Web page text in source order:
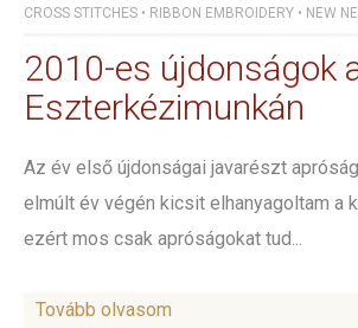
CROSS STITCHES • RIBBON EMBROIDERY • NEW
2010-es újdonságok
Eszterkézimunkán
Az év első újdonságai javarészt
elmúlt év végén kicsit elhanyagoltam a
ezért mos csak apróságokat tud...
Tovább olvasom